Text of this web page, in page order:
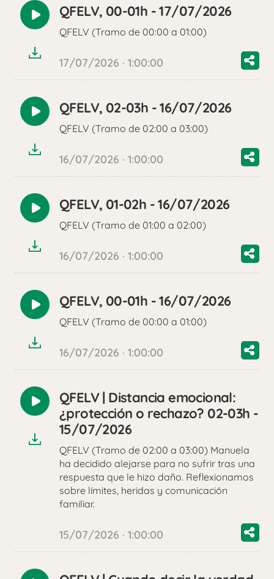
Reproducir
audio
QFELV, 00-01h - 17/07/2026
QFELV (Tramo de 00:00 a 01:00)
17/07/2026 · 1:00:00
Reproducir
audio
QFELV, 02-03h - 16/07/2026
QFELV (Tramo de 02:00 a 03:00)
16/07/2026 · 1:00:00
Reproducir
audio
QFELV, 01-02h - 16/07/2026
QFELV (Tramo de 01:00 a 02:00)
16/07/2026 · 1:00:00
Reproducir
audio
QFELV, 00-01h - 16/07/2026
QFELV (Tramo de 00:00 a 01:00)
16/07/2026 · 1:00:00
Reproducir
audio
QFELV | Distancia emocional:
¿protección o rechazo? 02-03h -
15/07/2026
QFELV (Tramo de 02:00 a 03:00) Manuela
ha decidido alejarse para no sufrir tras una
respuesta que le hizo daño. Reflexionamos
sobre límites, heridas y comunicación
familiar.
15/07/2026 · 1:00:00